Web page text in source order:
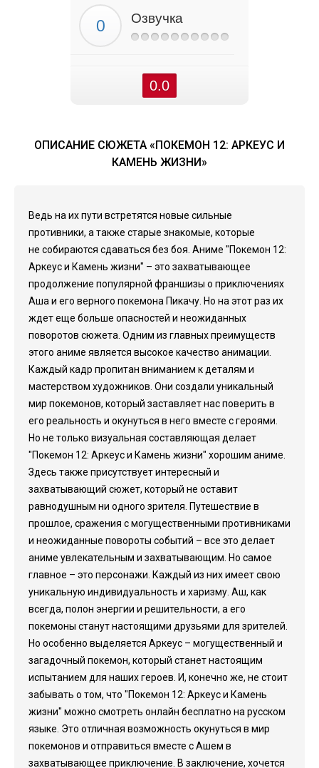
Озвучка
0.0
ОПИСАНИЕ СЮЖЕТА «ПОКЕМОН 12: АРКЕУС И
КАМЕНЬ ЖИЗНИ»
Ведь на их пути встретятся новые сильные
противники, а также старые знакомые, которые
не собираются сдаваться без боя. Аниме "Покемон 12:
Аркеус и Камень жизни" – это захватывающее
продолжение популярной франшизы о приключениях
Аша и его верного покемона Пикачу. Но на этот раз их
ждет еще больше опасностей и неожиданных
поворотов сюжета. Одним из главных преимуществ
этого аниме является высокое качество анимации.
Каждый кадр пропитан вниманием к деталям и
мастерством художников. Они создали уникальный
мир покемонов, который заставляет нас поверить в
его реальность и окунуться в него вместе с героями.
Но не только визуальная составляющая делает
"Покемон 12: Аркеус и Камень жизни" хорошим аниме.
Здесь также присутствует интересный и
захватывающий сюжет, который не оставит
равнодушным ни одного зрителя. Путешествие в
прошлое, сражения с могущественными противниками
и неожиданные повороты событий – все это делает
аниме увлекательным и захватывающим. Но самое
главное – это персонажи. Каждый из них имеет свою
уникальную индивидуальность и харизму. Аш, как
всегда, полон энергии и решительности, а его
покемоны станут настоящими друзьями для зрителей.
Но особенно выделяется Аркеус – могущественный и
загадочный покемон, который станет настоящим
испытанием для наших героев. И, конечно же, не стоит
забывать о том, что "Покемон 12: Аркеус и Камень
жизни" можно смотреть онлайн бесплатно на русском
языке. Это отличная возможность окунуться в мир
покемонов и отправиться вместе с Ашем в
захватывающее приключение. В заключение, хочется